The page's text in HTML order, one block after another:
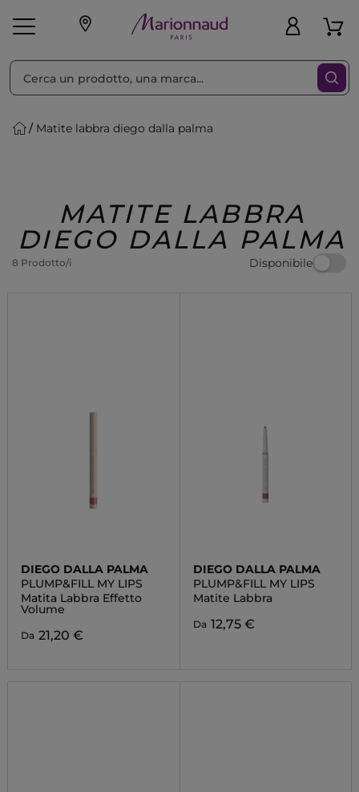
Make-up Profumi
Regalo
Matite labbra diego dalla palma
MATITE LABBRA
DIEGO DALLA PALMA
8 Prodotto/i Disponibile
Ordina per Filtra
DIEGO DALLA PALMA
PLUMP&FILL MY LIPS
Matita Labbra Effetto
Volume
Da 21,20 €
DIEGO DALLA PALMA
PLUMP&FILL MY LIPS
Matite Labbra
Da 12,75 €